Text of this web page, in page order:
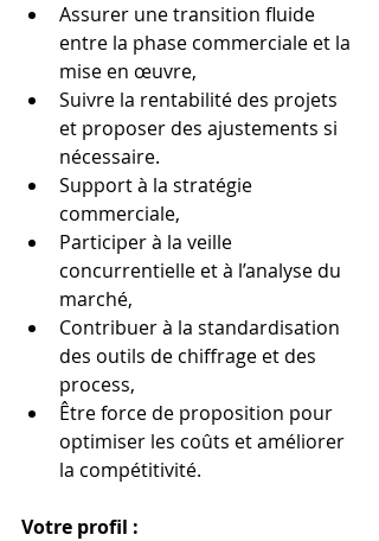
Assurer une transition fluide
entre la phase commerciale et la
mise en œuvre,
Suivre la rentabilité des projets
et proposer des ajustements si
nécessaire.
Support à la stratégie
commerciale,
Participer à la veille
concurrentielle et à l’analyse du
marché,
Contribuer à la standardisation
des outils de chiffrage et des
process,
Être force de proposition pour
optimiser les coûts et améliorer
la compétitivité.
Votre profil :